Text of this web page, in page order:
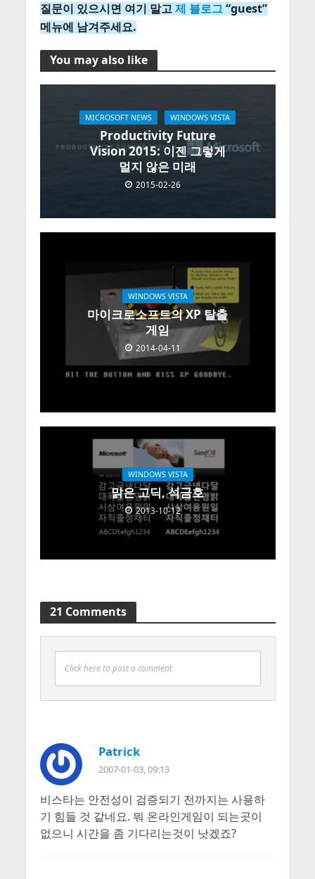
질문이 있으시면 여기 말고제 블로그“guest”
메뉴에 남겨주세요.
You may also like
MICROSOFT NEWS WINDOWS VISTA
Productivity Future
Vision 2015: 이젠 그렇게
멀지 않은 미래
2015-02-26
WINDOWS VISTA
마이크로소프트의 XP 탈출
게임
2014-04-11
WINDOWS VISTA
맑은 고딕, 석금호
2013-10-12
21 Comments
Click here to post a comment
Patrick
2007-01-03, 09:13
비스타는 안전성이 검증되기 전까지는 사용하
기 힘들 것 같네요. 뭐 온라인게임이 되는곳이
없으니 시간을 좀 기다리는것이 낫겠죠?